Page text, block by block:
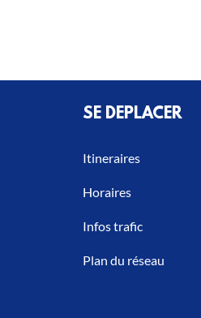
SE DEPLACER
Itineraires
Horaires
Infos trafic
Plan du réseau